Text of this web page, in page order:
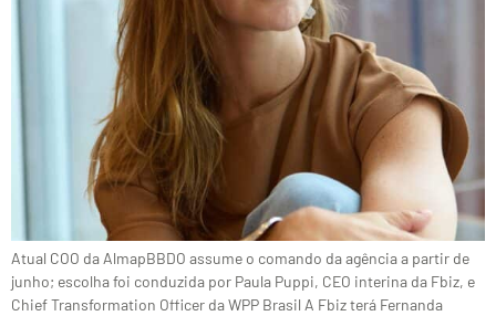
Atual COO da AlmapBBDO assume o comando da agência a partir de
junho; escolha foi conduzida por Paula Puppi, CEO interina da Fbiz, e
Chief Transformation Officer da WPP Brasil A Fbiz terá Fernanda